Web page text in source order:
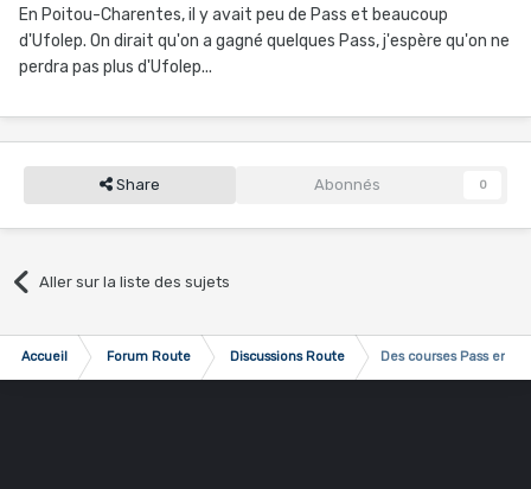
En Poitou-Charentes, il y avait peu de Pass et beaucoup
d'Ufolep. On dirait qu'on a gagné quelques Pass, j'espère qu'on ne
perdra pas plus d'Ufolep...
Share Abonnés 0
Aller sur la liste des sujets
Accueil Forum Route Discussions Route Des courses Pass en